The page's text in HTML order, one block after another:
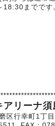
18:30までです
アリーナ須
区行幸町1丁